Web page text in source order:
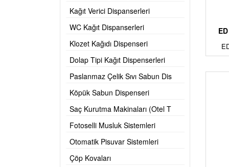
Kağıt Verici Dispanserleri
WC Kağıt Dispanserleri
Klozet Kağıdı Dispenseri
Dolap Tipi Kağıt Dispenserleri
Paslanmaz Çelik Sıvı Sabun Dis
Köpük Sabun Dispenseri
Saç Kurutma Makinaları (Otel T
Fotoselli Musluk Sistemleri
Otomatik Pisuvar Sistemleri
Çöp Kovaları